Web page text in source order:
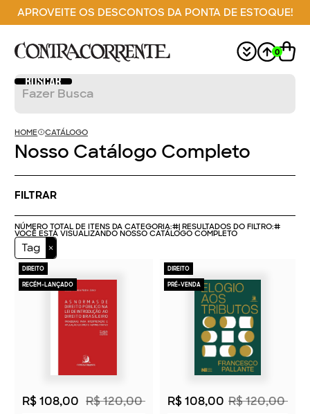
APROVEITE OS DESCONTOS DA PONTA DE ESTOQUE!
0
HOME CATÁLOGO
Nosso Catálogo Completo
FILTRAR
NÚMERO TOTAL DE ITENS DA CATEGORIA:#| RESULTADOS DO FILTRO:#
VOCÊ ESTÁ VISUALIZANDO NOSSO CATÁLOGO COMPLETO
Tag
DIREITO
RECÉM-LANÇADO
2026
R$ 108,00 R$ 120,00
DIREITO
PRÉ-VENDA
2026
R$ 108,00 R$ 120,00